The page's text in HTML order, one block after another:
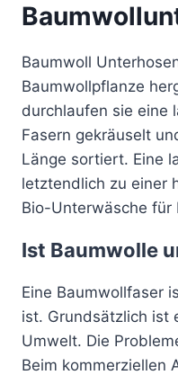
Baumwoll
Baumwollpflanze
durchlaufen sie eine
Fasern gekräuselt
Länge sortiert. Eine
letztendlich zu einer
Bio-Unterwäsche für
Ist Baumwolle
Eine Baumwollfaser
ist. Grundsätzlich ist
Umwelt. Die
Beim kommerziellen